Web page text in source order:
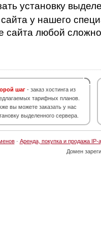
установку
сайта у нашего
сайта любой
шаг - заказ хостинга из
тарифных планов.
вы можете заказать у нас
выделенного сервера.
· Аренда, покупка и продажа IP-
Домен